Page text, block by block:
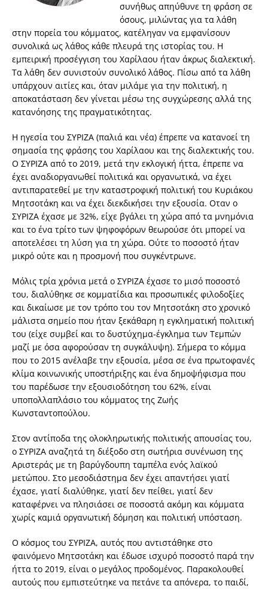
συνήθως απηύθυνε τη φράση σε
όσους, µιλώντας για τα λάθη
στην πορεία του κόµµατος, κατέληγαν να εµφανίσουν
συνολικά ως λάθος κάθε πλευρά της ιστορίας του. Η
εµπειρική προσέγγιση του Χαρίλαου ήταν άκρως διαλεκτική.
Τα λάθη δεν συνιστούν συνολικό λάθος. Πίσω από τα λάθη
υπάρχουν αιτίες και, όταν µιλάµε για την πολιτική, η
αποκατάσταση δεν γίνεται µέσω της συγχώρεσης αλλά της
κατανόησης της πραγµατικότητας.
Η ηγεσία του ΣΥΡΙΖΑ (παλιά και νέα) έπρεπε να κατανοεί τη
σηµασία της φράσης του Χαρίλαου και της διαλεκτικής του.
Ο ΣΥΡΙΖΑ από το 2019, µετά την εκλογική ήττα, έπρεπε να
έχει αναδιοργανωθεί πολιτικά και οργανωτικά, να έχει
αντιπαρατεθεί µε την καταστροφική πολιτική του Κυριάκου
Μητσοτάκη και να έχει διεκδικήσει την εξουσία. Οταν ο
ΣΥΡΙΖΑ έχασε µε 32%, είχε βγάλει τη χώρα από τα µνηµόνια
και το ένα τρίτο των ψηφοφόρων θεωρούσε ότι µπορεί να
αποτελέσει τη λύση για τη χώρα. Ούτε το ποσοστό ήταν
µικρό ούτε και η προσµονή που συγκέντρωνε.
Μόλις τρία χρόνια µετά ο ΣΥΡΙΖΑ έχασε το µισό ποσοστό
του, διαλύθηκε σε κοµµατίδια και προσωπικές φιλοδοξίες
και δικαίωσε µε τον τρόπο του τον Μητσοτάκη στο χρονικό
µάλιστα σηµείο που ήταν ξεκάθαρη η εγκληµατική πολιτική
του (είχε συµβεί και το δυστύχηµα-έγκληµα των Τεµπών
µαζί µε όσα αφορούσαν τη συγκάλυψη). Σήµερα το κόµµα
που το 2015 ανέλαβε την εξουσία, µέσα σε ένα πρωτοφανές
κλίµα κοινωνικής υποστήριξης και ένα δηµοψήφισµα που
του παρέδωσε την εξουσιοδότηση του 62%, είναι
υποπολλαπλάσιο του κόµµατος της Ζωής
Κωνσταντοπούλου.
Στον αντίποδα της ολοκληρωτικής πολιτικής απουσίας του,
ο ΣΥΡΙΖΑ αναζητά τη διέξοδο στη σωτήρια συνένωση της
Αριστεράς µε τη βαρύγδουπη ταµπέλα ενός λαϊκού
µετώπου. Στο µεσοδιάστηµα δεν έχει απαντήσει γιατί
έχασε, γιατί διαλύθηκε, γιατί δεν πείθει, γιατί δεν
καταφέρνει να πλησιάσει σε ποσοστά ακόµη και κόµµατα
χωρίς καµιά οργανωτική δόµηση και πολιτική υπόσταση.
Ο κόσµος του ΣΥΡΙΖΑ, αυτός που αντιστάθηκε στο
φαινόµενο Μητσοτάκη και έδωσε ισχυρό ποσοστό παρά την
ήττα το 2019, είναι ο µεγάλος προδοµένος. Παρακολουθεί
αυτούς που εµπιστεύτηκε να πετάνε τα απόνερα, το παιδί,